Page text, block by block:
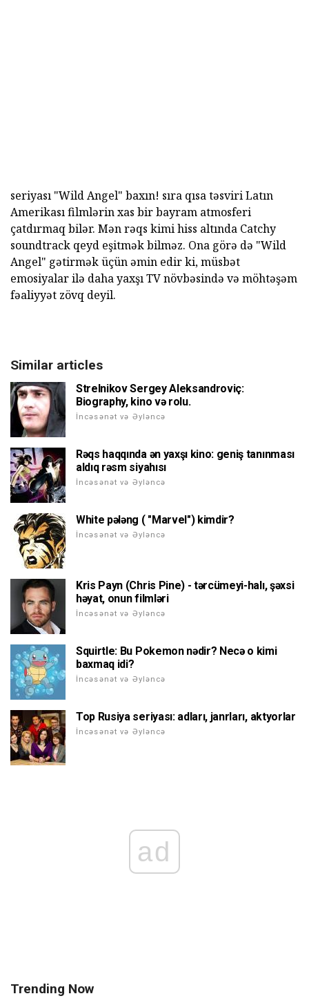
seriyası "Wild Angel" baxın! sıra qısa təsviri Latın
Amerikası filmlərin xas bir bayram atmosferi
çatdırmaq bilər. Mən rəqs kimi hiss altında Catchy
soundtrack qeyd eşitmək bilməz. Ona görə də "Wild
Angel" gətirmək üçün əmin edir ki, müsbət
emosiyalar ilə daha yaxşı TV növbəsində və möhtəşəm
fəaliyyət zövq deyil.
Similar articles
Strelnikov Sergey Aleksandroviç:
Biography, kino və rolu.
İncəsənət və Əyləncə
Rəqs haqqında ən yaxşı kino: geniş tanınması
aldıq rəsm siyahısı
İncəsənət və Əyləncə
White pələng ( "Marvel") kimdir?
İncəsənət və Əyləncə
Kris Payn (Chris Pine) - tərcümeyi-halı, şəxsi
həyat, onun filmləri
İncəsənət və Əyləncə
Squirtle: Bu Pokemon nədir? Necə o kimi
baxmaq idi?
İncəsənət və Əyləncə
Top Rusiya seriyası: adları, janrları, aktyorlar
İncəsənət və Əyləncə
ad
Trending Now